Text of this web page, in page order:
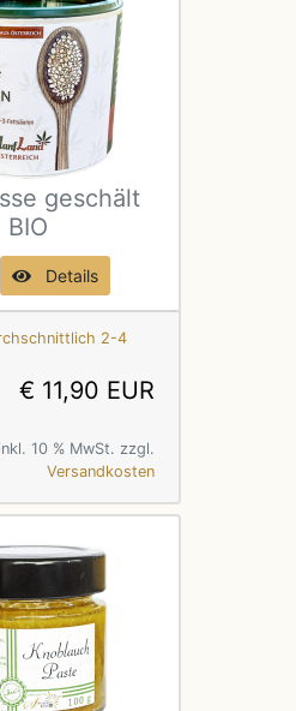
geschält
BIO
Details
2-4
€ 11,90 EUR
inkl. 10 % MwSt. zzgl.
Versandkosten